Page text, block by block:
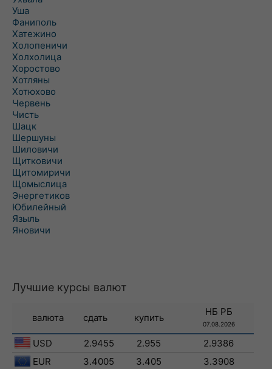
Уша
Фаниполь
Хатежино
Холопеничи
Холхолица
Хоростово
Хотляны
Хотюхово
Червень
Чисть
Шацк
Шершуны
Шиловичи
Щитковичи
Щитомиричи
Щомыслица
Энергетиков
Юбилейный
Языль
Яновичи
Лучшие курсы валют
валюта сдать купить
НБ РБ
07.08.2026
USD 2.9455 2.955
2.9386
EUR
3.4005 3.405
3.3908